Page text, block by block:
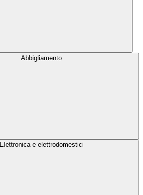
Abbigliamento
Elettronica e elettrodomestici